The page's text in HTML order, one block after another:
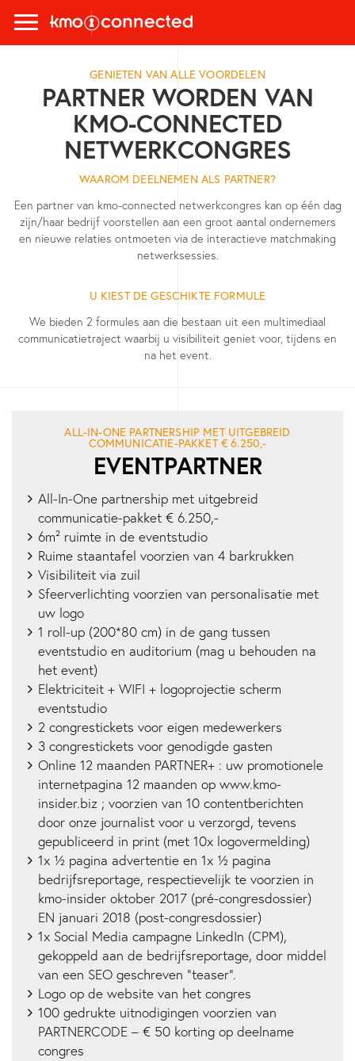
GENIETEN VAN ALLE VOORDELEN
PARTNER WORDEN VAN
KMO-CONNECTED
NETWERKCONGRES
WAAROM DEELNEMEN ALS PARTNER?
Een partner van kmo-connected netwerkcongres kan op één dag
zijn/haar bedrijf voorstellen aan een groot aantal ondernemers
en nieuwe relaties ontmoeten via de interactieve matchmaking
netwerksessies.
U KIEST DE GESCHIKTE FORMULE
We bieden 2 formules aan die bestaan uit een multimediaal
communicatietraject waarbij u visibiliteit geniet voor, tijdens en
na het event.
ALL-IN-ONE PARTNERSHIP MET UITGEBREID
COMMUNICATIE-PAKKET € 6.250,-
EVENTPARTNER
All-In-One partnership met uitgebreid
communicatie-pakket € 6.250,-
6m² ruimte in de eventstudio
Ruime staantafel voorzien van 4 barkrukken
Visibiliteit via zuil
Sfeerverlichting voorzien van personalisatie met
uw logo
1 roll-up (200*80 cm) in de gang tussen
eventstudio en auditorium (mag u behouden na
het event)
Elektriciteit + WIFI + logoprojectie scherm
eventstudio
2 congrestickets voor eigen medewerkers
3 congrestickets voor genodigde gasten
Online 12 maanden PARTNER+ : uw promotionele
internetpagina 12 maanden op www.kmo-
insider.biz ; voorzien van 10 contentberichten
door onze journalist voor u verzorgd, tevens
gepubliceerd in print (met 10x logovermelding)
1x ½ pagina advertentie en 1x ½ pagina
bedrijfsreportage, respectievelijk te voorzien in
kmo-insider oktober 2017 (pré-congresdossier)
EN januari 2018 (post-congresdossier)
1x Social Media campagne LinkedIn (CPM),
gekoppeld aan de bedrijfsreportage, door middel
van een SEO geschreven “teaser”.
Logo op de website van het congres
100 gedrukte uitnodigingen voorzien van
PARTNERCODE – € 50 korting op deelname
congres